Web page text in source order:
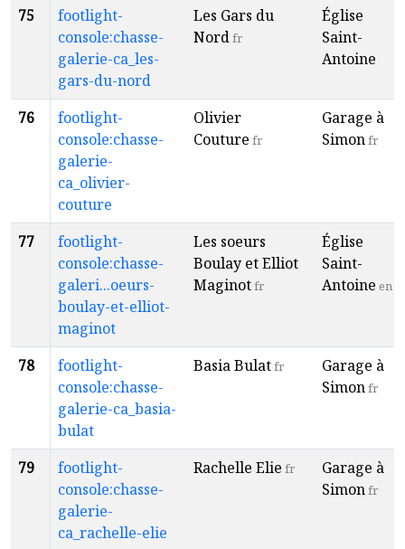
75
footlight-
console:chasse-
galerie-ca_les-
gars-du-nord
Les Gars du
Nordfr
Église
Saint-
Antoine
76
footlight-
console:chasse-
galerie-
ca_olivier-
couture
Olivier
Couture fr
Garage à
Simonfr
77
footlight-
console:chasse-
galeri...oeurs-
boulay-et-elliot-
maginot
Les soeurs
Boulay et Elliot
Maginotfr
Église
Saint-
Antoine en
78
footlight-
console:chasse-
galerie-ca_basia-
bulat
Basia Bulatfr
Garage à
Simonfr
79
footlight-
console:chasse-
galerie-
ca_rachelle-elie
Rachelle Elie fr
Garage à
Simonfr